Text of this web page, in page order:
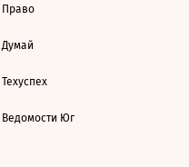
Право
Думай
Техуспех
Ведомости Юг